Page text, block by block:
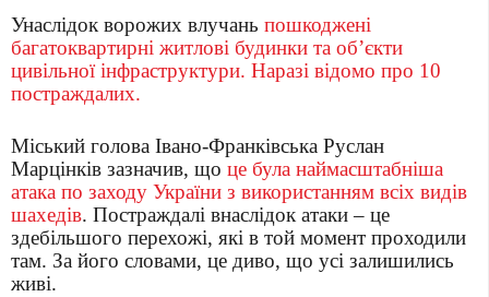
Унаслідок ворожих влучань пошкоджені
багатоквартирні житлові будинки та об’єкти
цивільної інфраструктури. Наразі відомо про 10
постраждалих.
Міський голова Івано-Франківська Руслан
Марцінків зазначив, що це була наймасштабніша
атака по заходу України з використанням всіх видів
шахедів. Постраждалі внаслідок атаки – це
здебільшого перехожі, які в той момент проходили
там. За його словами, це диво, що усі залишились
живі.